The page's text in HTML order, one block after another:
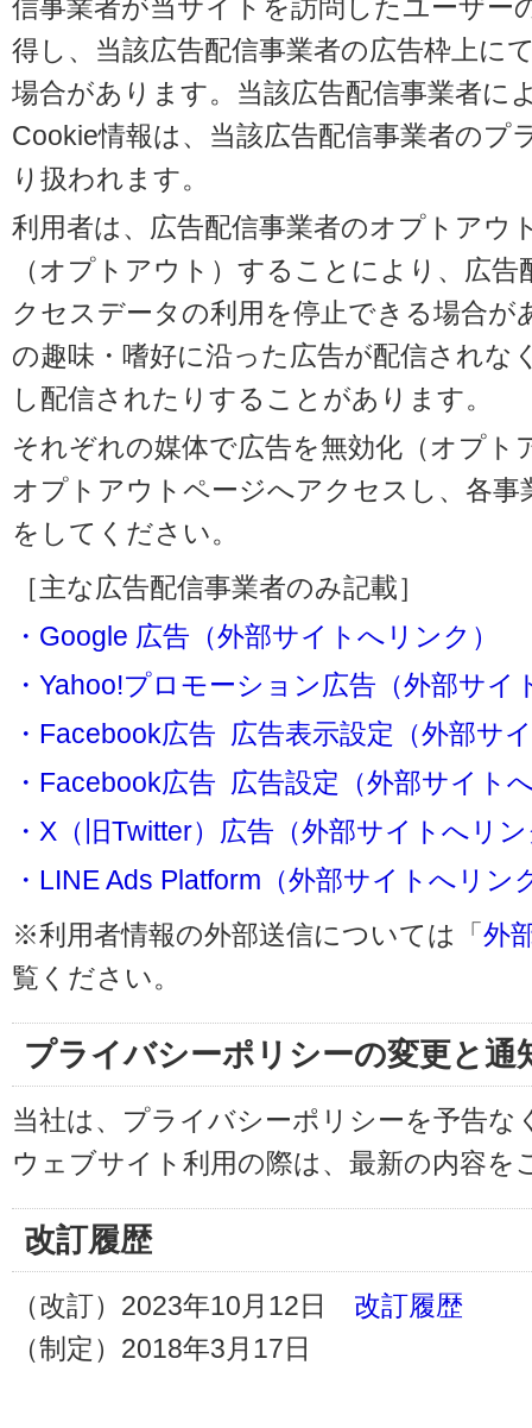
信事業者が当サイトを訪問したユーザー
得し、当該広告配信事業者の広告枠上に
場合があります。当該広告配信事業者に
Cookie情報は、当該広告配信事業者のプ
り扱われます。
利用者は、広告配信事業者のオプトアウ
（オプトアウト）することにより、広
クセスデータの利用を停止できる場合が
の趣味・嗜好に沿った広告が配信されな
し配信されたりすることがあります。
それぞれの媒体で広告を無効化（オプト
オプトアウトページへアクセスし、各
をしてください。
［主な広告配信事業者のみ記載］
・Google 広告（外部サイトへリンク）
・Yahoo!プロモーション広告（外部サイ
・Facebook広告 広告表示設定（外部サ
・Facebook広告 広告設定（外部サイト
・X（旧Twitter）広告（外部サイトへリ
・LINE Ads Platform（外部サイトへリン
※利用者情報の外部送信については「外
覧ください。
プライバシーポリシーの変更と通
当社は、プライバシーポリシーを予告
ウェブサイト利用の際は、最新の内容を
改訂履歴
（改訂）2023年10月12日 改訂履歴
（制定）2018年3月17日